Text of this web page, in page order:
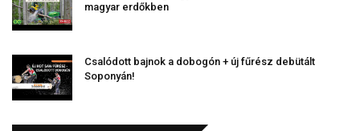
magyar erdőkben
Csalódott bajnok a dobogón + új fűrész debütált
Soponyán!